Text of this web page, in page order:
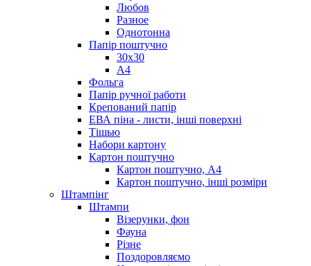
Любов
Разное
Однотонна
Папір поштучно
30х30
А4
Фольга
Папір ручної работи
Крепований папір
ЕВА піна - листи, інші поверхні
Тішью
Набори картону
Картон поштучно
Картон поштучно, А4
Картон поштучно, інші розміри
Штампінг
Штампи
Візерунки, фон
Фауна
Різне
Поздоровляємо